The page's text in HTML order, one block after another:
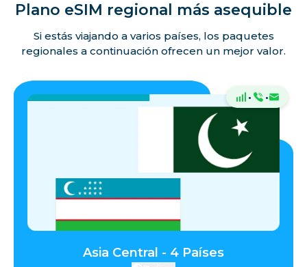
Plano eSIM regional más asequible
Si estás viajando a varios países, los paquetes
regionales a continuación ofrecen un mejor valor.
· ·
Asia Central - 4 Países